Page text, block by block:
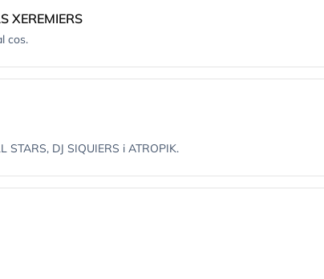
XEREMIERS
cos.
DJ SIQUIERS i ATROPIK.